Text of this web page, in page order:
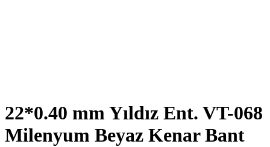
22*0.40 mm Yıldız Ent. VT-068
Milenyum Beyaz Kenar Bant